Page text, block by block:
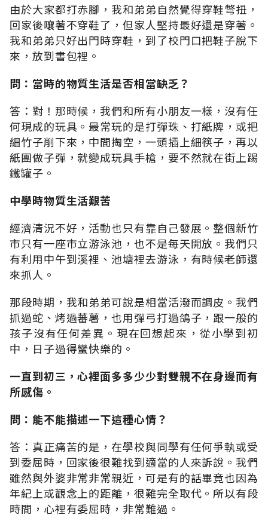
由於大家都打赤腳，我和弟弟自然覺得穿鞋彆扭，
回家後嚷著不穿鞋了，但家人堅持最好還是穿著。
我和弟弟只好出門時穿鞋，到了校門口把鞋子脫下
來，放到書包裡。
問：當時的物質生活是否相當缺乏？
答：對！那時候，我們和所有小朋友一樣，沒有任
何現成的玩具。最常玩的是打彈珠、打紙牌，或把
細竹子削下來，中間掏空，一頭插上細筷子，再以
紙團做子彈，就變成玩具手槍，要不然就在街上踢
鐵罐子。
中學時物質生活艱苦
經濟清況不好，活動也只有靠自己發展。整個新竹
市只有一座市立游泳池，也不是每天開放。我們只
有利用中午到溪裡、池塘裡去游泳，有時候老師還
來抓人。
那段時期，我和弟弟可說是相當活潑而調皮。我們
抓過蛇、烤過蕃薯，也用彈弓打過鴿子，跟一般的
孩子沒有任何差異。現在回想起來，從小學到初
中，日子過得蠻快樂的。
一直到初三，心裡面多多少少對雙親不在身邊而有
所感傷。
問：能不能描述一下這種心情？
答：真正痛苦的是，在學校與同學有任何爭執或受
到委屈時，回家後很難找到適當的人來訴說。我們
雖然與外婆非常非常親近，可是有的話畢竟也因為
年紀上或觀念上的距離，很難完全取代。所以有段
時間，心裡有委屈時，非常難過。